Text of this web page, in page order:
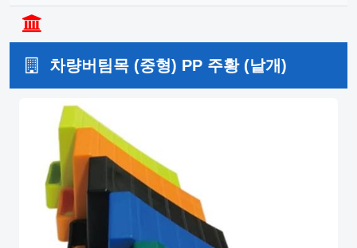
차량버팀목 (중형) PP 주황 (낱개)